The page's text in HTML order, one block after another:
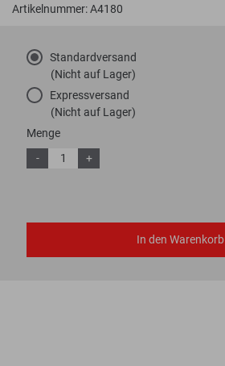
Artikelnummer: A4180
Standardversand
(Nicht auf Lager)
Expressversand
(Nicht auf Lager)
Menge
-
+
In den Warenkorb